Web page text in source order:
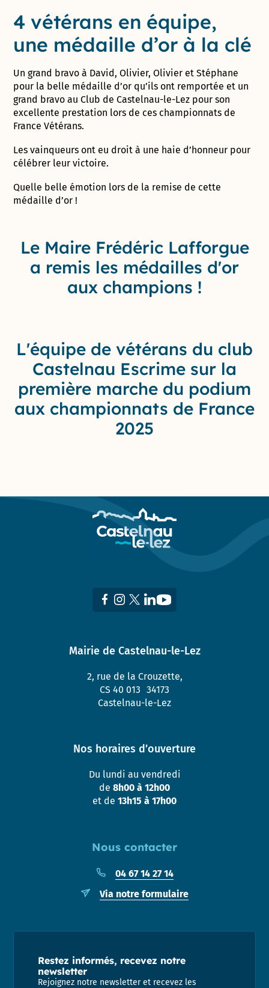
4 vétérans en équipe,
une médaille d’or à la clé
Un grand bravo à David, Olivier, Olivier et Stéphane
pour la belle médaille d’or qu’ils ont remportée et un
grand bravo au Club de Castelnau-le-Lez pour son
excellente prestation lors de ces championnats de
France Vétérans.
Les vainqueurs ont eu droit à une haie d’honneur pour
célébrer leur victoire.
Quelle belle émotion lors de la remise de cette
médaille d’or !
Le Maire Frédéric Lafforgue
a remis les médailles d'or
aux champions !
L'équipe de vétérans du club
Castelnau Escrime sur la
première marche du podium
aux championnats de France
2025
Nous contacter
04 67 14 27 14
Via notre formulaire
Mairie de Castelnau-le-Lez
2, rue de la Crouzette,
CS 40 013 34173
Castelnau-le-Lez
Nos horaires d’ouverture
Du lundi au vendredi
de 8h00 à 12h00
et de 13h15 à 17h00
Restez informés, recevez notre
newsletter
Rejoignez notre newsletter et recevez les